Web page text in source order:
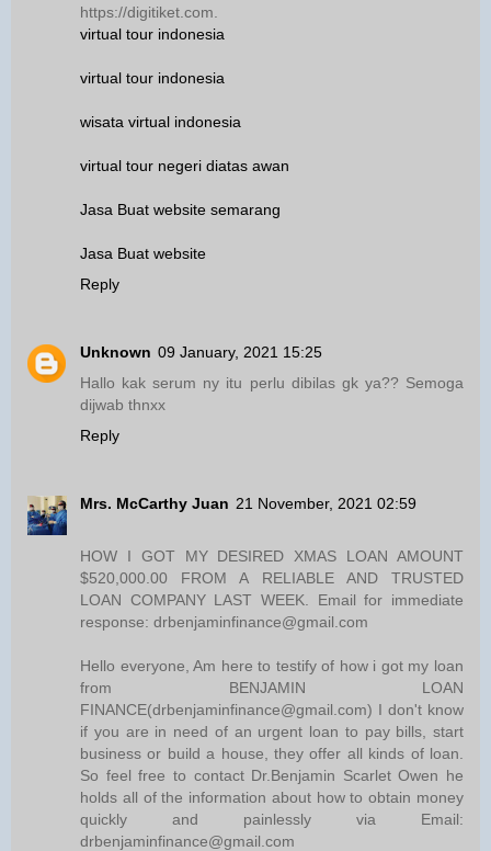
https://digitiket.com.
virtual tour indonesia
virtual tour indonesia
wisata virtual indonesia
virtual tour negeri diatas awan
Jasa Buat website semarang
Jasa Buat website
Reply
Unknown 09 January, 2021 15:25
Hallo kak serum ny itu perlu dibilas gk ya?? Semoga
dijwab thnxx
Reply
Mrs. McCarthy Juan 21 November, 2021 02:59
HOW I GOT MY DESIRED XMAS LOAN AMOUNT
$520,000.00 FROM A RELIABLE AND TRUSTED
LOAN COMPANY LAST WEEK. Email for immediate
response: drbenjaminfinance@gmail.com
Hello everyone, Am here to testify of how i got my loan
from BENJAMIN LOAN
FINANCE(drbenjaminfinance@gmail.com) I don't know
if you are in need of an urgent loan to pay bills, start
business or build a house, they offer all kinds of loan.
So feel free to contact Dr.Benjamin Scarlet Owen he
holds all of the information about how to obtain money
quickly and painlessly via Email:
drbenjaminfinance@gmail.com